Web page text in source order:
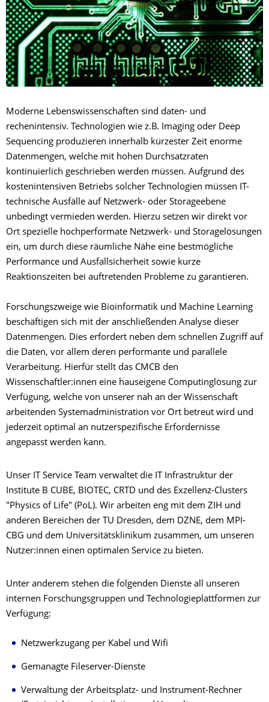
Moderne Lebenswissenschaften sind daten- und
rechenintensiv. Technologien wie z.B. Imaging oder Deep
Sequencing produzieren innerhalb kürzester Zeit enorme
Datenmengen, welche mit hohen Durchsatzraten
kontinuierlich geschrieben werden müssen. Aufgrund des
kostenintensiven Betriebs solcher Technologien müssen IT-
technische Ausfälle auf Netzwerk- oder Storageebene
unbedingt vermieden werden. Hierzu setzen wir direkt vor
Ort spezielle hochperformate Netzwerk- und Storagelösungen
ein, um durch diese räumliche Nähe eine bestmögliche
Performance und Ausfallsicherheit sowie kurze
Reaktionszeiten bei auftretenden Probleme zu garantieren.
Forschungszweige wie Bioinformatik und Machine Learning
beschäftigen sich mit der anschließenden Analyse dieser
Datenmengen. Dies erfordert neben dem schnellen Zugriff auf
die Daten, vor allem deren performante und parallele
Verarbeitung. Hierfür stellt das CMCB den
Wissenschaftler:innen eine hauseigene Computinglösung zur
Verfügung, welche von unserer nah an der Wissenschaft
arbeitenden Systemadministration vor Ort betreut wird und
jederzeit optimal an nutzerspezifische Erfordernisse
angepasst werden kann.
Unser IT Service Team verwaltet die IT Infrastruktur der
Institute B CUBE, BIOTEC, CRTD und des Exzellenz-Clusters
"Physics of Life" (PoL). Wir arbeiten eng mit dem ZIH und
anderen Bereichen der TU Dresden, dem DZNE, dem MPI-
CBG und dem Universitätsklinikum zusammen, um unseren
Nutzer:innen einen optimalen Service zu bieten.
Unter anderem stehen die folgenden Dienste all unseren
internen Forschungsgruppen und Technologieplattformen zur
Verfügung:
Netzwerkzugang per Kabel und Wifi
Gemanagte Fileserver-Dienste
Verwaltung der Arbeitsplatz- und Instrument-Rechner